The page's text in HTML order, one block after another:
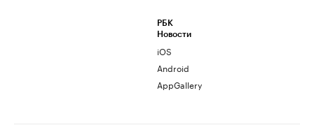
РБК
Новости
iOS
Android
AppGallery